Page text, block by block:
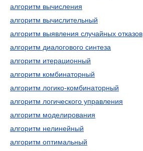
алгоритм вычисления
алгоритм вычислительный
алгоритм выявления случайных отказов
алгоритм диалогового синтеза
алгоритм итерационный
алгоритм комбинаторный
алгоритм логико-комбинаторный
алгоритм логического управления
алгоритм моделирования
алгоритм нелинейный
алгоритм оптимальный